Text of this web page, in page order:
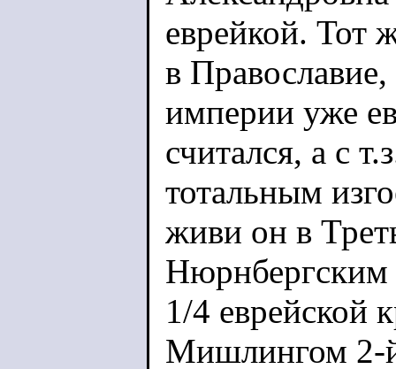
еврейкой. Тот
в Православие,
империи уже
считался, а с
тотальным
живи он в
Нюрнбергским
1/4 еврейской
Мишлингом 2-